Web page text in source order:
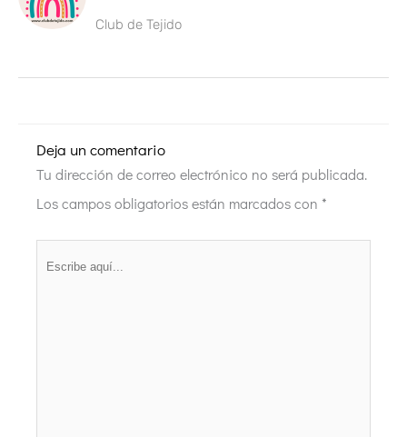
Club de Tejido
Deja un comentario
Tu dirección de correo electrónico no será publicada.
Los campos obligatorios están marcados con *